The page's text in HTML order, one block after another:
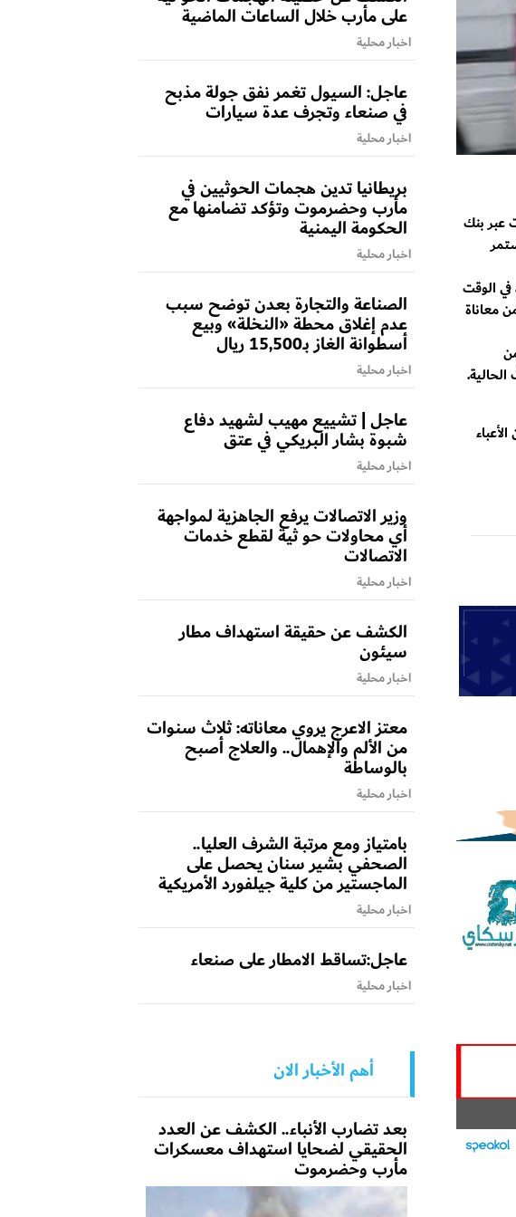
عبر بنك
الوقت
معاناة
على مأرب خلال الساعات الماضية
اخبار محلية
عاجل: السيول تغمر نفق جولة مذبح
في صنعاء وتجرف عدة سيارات
اخبار محلية
بريطانيا تدين هجمات الحوثيين في
مأرب وحضرموت وتؤكد تضامنها مع
الحكومة اليمنية
اخبار محلية
الصناعة والتجارة بعدن توضح سبب
عدم إغلاق محطة «النخلة» وبيع
أسطوانة الغاز بـ15,500 ريال
اخبار محلية
عاجل | تشييع مهيب لشهيد دفاع
شبوة بشار البريكي في عتق
اخبار محلية
وزير الاتصالات يرفع الجاهزية لمواجهة
أي محاولات حو ثية لقطع خدمات
الاتصالات
اخبار محلية
الكشف عن حقيقة استهداف مطار
سيئون
اخبار محلية
معتز الاعرج يروي معاناته: ثلاث سنوات
من الألم والإهمال.. والعلاج أصبح
بالوساطة
اخبار محلية
بامتياز ومع مرتبة الشرف العليا..
الصحفي بشير سنان يحصل على
الماجستير من كلية جيلفورد الأمريكية
اخبار محلية
عاجل:تساقط الامطار على صنعاء
اخبار محلية
أهم الأخبار الان
بعد تضارب الأنباء.. الكشف عن العدد
الحقيقي لضحايا استهداف معسكرات
مأرب وحضرموت